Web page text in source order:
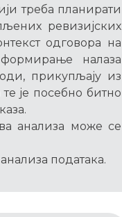
треба планирати
ревизијских
одговора на
налаза
прикупљају из
је посебно битно
анализа може се
података.